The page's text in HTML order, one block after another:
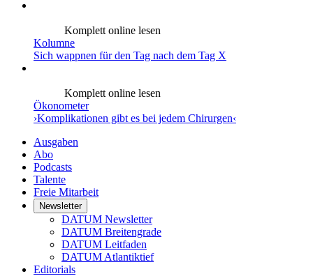
Komplett online lesen
Kolumne
Sich wappnen für den Tag nach dem Tag X
Komplett online lesen
Ökonometer
›Komplikationen gibt es bei jedem Chirurgen‹
Ausgaben
Abo
Podcasts
Talente
Freie Mitarbeit
Newsletter
DATUM Newsletter
DATUM Breitengrade
DATUM Leitfaden
DATUM Atlantiktief
Editorials